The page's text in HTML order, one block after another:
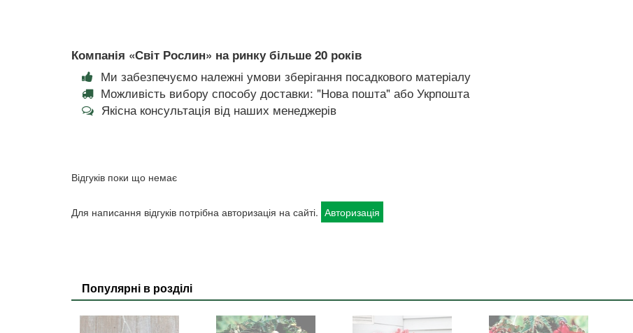
Компанія «Світ Рослин» на ринку більше 20 років
Ми забезпечуємо належні умови зберігання посадкового матеріалу
Можливість вибору способу доставки: "Нова пошта" або Укрпошта
Якісна консультація від наших менеджерів
Відгуків поки що немає
Для написання відгуків потрібна авторизація на сайті. Авторизація
Популярні в розділі